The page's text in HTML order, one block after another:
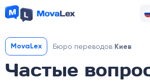
MovaLex Бюро переводов Киeв
Частые